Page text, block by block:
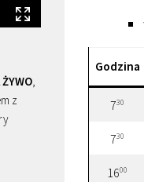
Godzina
730
730
1600
ŻYWO,
z